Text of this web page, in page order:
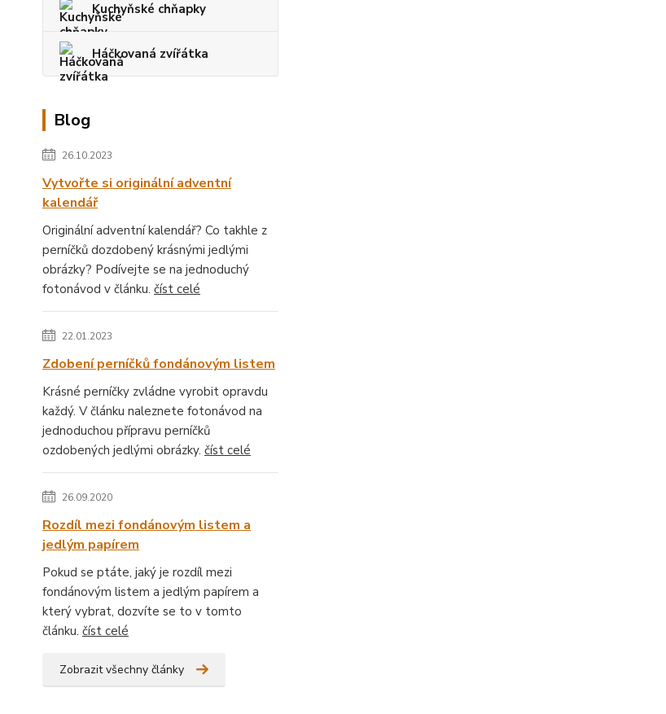
Kuchyňské chňapky
Háčkovaná zvířátka
Blog
26.10.2023
Vytvořte si originální adventní
kalendář
Originální adventní kalendář? Co takhle z
perníčků dozdobený krásnými jedlými
obrázky? Podívejte se na jednoduchý
fotonávod v článku. číst celé
22.01.2023
Zdobení perníčků fondánovým listem
Krásné perníčky zvládne vyrobit opravdu
každý. V článku naleznete fotonávod na
jednoduchou přípravu perníčků
ozdobených jedlými obrázky. číst celé
26.09.2020
Rozdíl mezi fondánovým listem a
jedlým papírem
Pokud se ptáte, jaký je rozdíl mezi
fondánovým listem a jedlým papírem a
který vybrat, dozvíte se to v tomto
článku. číst celé
Zobrazit všechny články